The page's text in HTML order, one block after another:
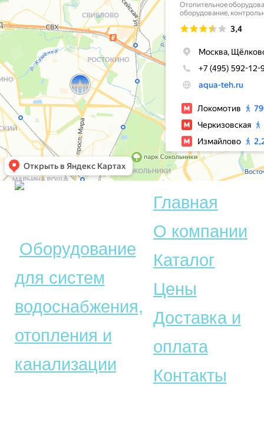
Оборудование
для систем
водоснабжения,
отопления и
канализации
Главная
О компании
Каталог
Цены
Доставка и
оплата
Контакты